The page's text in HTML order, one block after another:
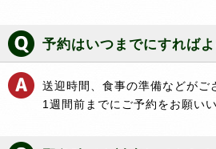
予約はいつまでにすれば
送迎時間、食事の準備などがご
1週間前までにご予約をお願い